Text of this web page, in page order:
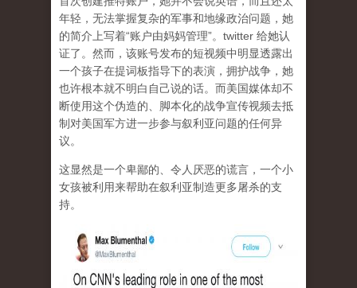
年轻，无法掌握复杂的军事和地缘政治问题，她
的简介上写着“账户由妈妈管理”。twitter 给她认
证了。然而，该账号发布的短视频中明显透露出
一个孩子在提词板指导下的表演，拥护战争，她
也许根本就不明白自己说的话。而美国媒体却不
断使用这个伪造的、脚本化的战争宣传视频去抵
制对美国军方进一步参与叙利亚问题的任何异
议。
这显然是一个卑鄙的、令人厌恶的谎言，一个小
女孩被利用来帮助在叙利亚制造更多屠杀的支
持。